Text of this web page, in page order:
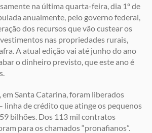
na última quarta-feira, dia 1º de
anualmente, pelo governo federal,
dos recursos que vão custear os
nas propriedades rurais,
A atual edição vai até junho do ano
o dinheiro previsto, que este ano é
em Santa Catarina, foram liberados
linha de crédito que atinge os pequenos
bilhões. Dos 113 mil contratos
para os chamados “pronafianos”.